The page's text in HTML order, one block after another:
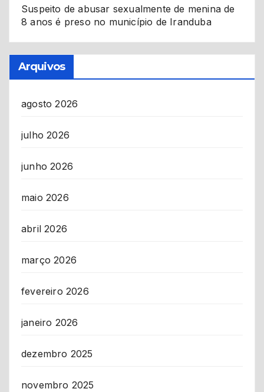
Suspeito de abusar sexualmente de menina de
8 anos é preso no município de Iranduba
Arquivos
agosto 2026
julho 2026
junho 2026
maio 2026
abril 2026
março 2026
fevereiro 2026
janeiro 2026
dezembro 2025
novembro 2025